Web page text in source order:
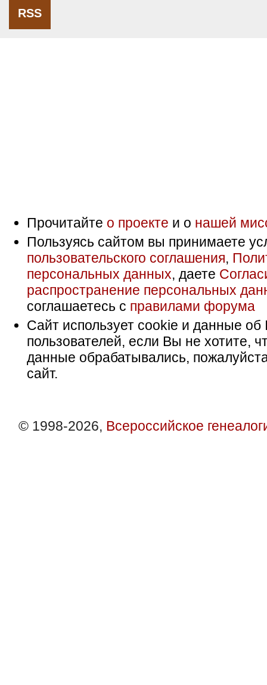
RSS
Прочитайте о проекте и о нашей
Пользуясь сайтом вы принимаете
пользовательского соглашения,
персональных данных, даете
распространение персональных
соглашаетесь с правилами форума
Сайт использует cookie и данные об
пользователей, если Вы не хотите,
данные обрабатывались,
сайт.
© 1998-2026, Всероссийское